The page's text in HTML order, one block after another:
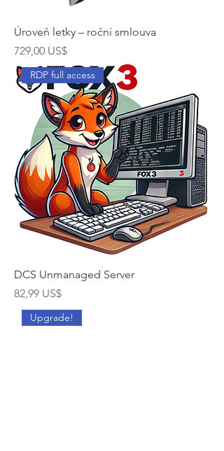
Úroveň letky – roční smlouva
Cena
729,00 US$
RDP full access
DCS Unmanaged Server
Cena
82,99 US$
Upgrade!